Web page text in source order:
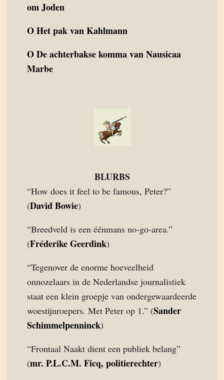
om Joden
OHet pak van Kahlmann
ODe achterbakse komma van Nausicaa
Marbe
BLURBS
“How does it feel to be famous, Peter?”
(David Bowie)
“Breedveld is een éénmans no-go-area.”
(Fréderike Geerdink)
“Tegenover de enorme hoeveelheid
onnozelaars in de Nederlandse journalistiek
staat een klein groepje van ondergewaardeerde
woestijnroepers. Met Peter op 1.” (Sander
Schimmelpenninck)
“Frontaal Naakt dient een publiek belang”
(mr. P.L.C.M. Ficq, politierechter)